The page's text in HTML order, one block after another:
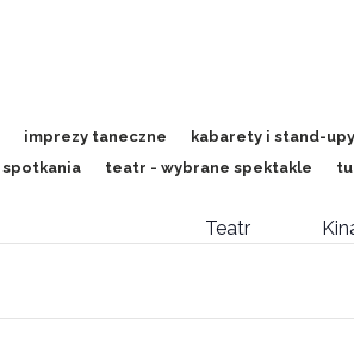
imprezy taneczne kabarety i stand-upy
spotkania teatr - wybrane spektakle
Teatr